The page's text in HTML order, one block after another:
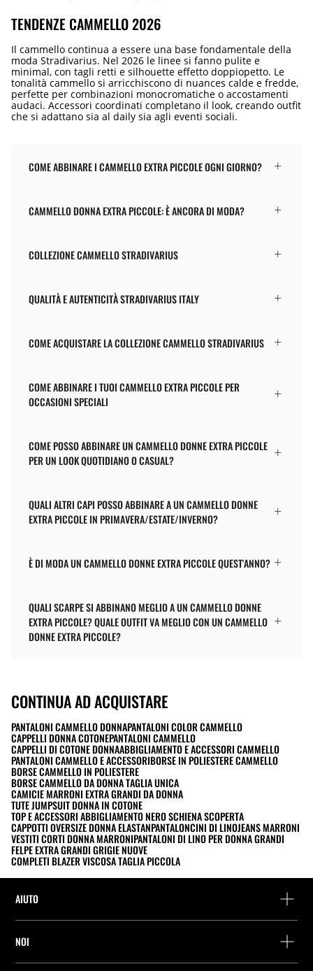
TENDENZE CAMMELLO 2026
Il cammello continua a essere una base fondamentale della
moda Stradivarius. Nel 2026 le linee si fanno pulite e
minimal, con tagli retti e silhouette effetto doppiopetto. Le
tonalità cammello si arricchiscono di nuances calde e fredde,
perfette per combinazioni monocromatiche o accostamenti
audaci. Accessori coordinati completano il look, creando outfit
che si adattano sia al daily sia agli eventi sociali.
COME ABBINARE I CAMMELLO EXTRA PICCOLE OGNI GIORNO?
CAMMELLO DONNA EXTRA PICCOLE: È ANCORA DI MODA?
COLLEZIONE CAMMELLO STRADIVARIUS
QUALITÀ E AUTENTICITÀ STRADIVARIUS ITALY
COME ACQUISTARE LA COLLEZIONE CAMMELLO STRADIVARIUS
COME ABBINARE I TUOI CAMMELLO EXTRA PICCOLE PER
OCCASIONI SPECIALI
COME POSSO ABBINARE UN CAMMELLO DONNE EXTRA PICCOLE
PER UN LOOK QUOTIDIANO O CASUAL?
QUALI ALTRI CAPI POSSO ABBINARE A UN CAMMELLO DONNE
EXTRA PICCOLE IN PRIMAVERA/ESTATE/INVERNO?
È DI MODA UN CAMMELLO DONNE EXTRA PICCOLE QUEST'ANNO?
QUALI SCARPE SI ABBINANO MEGLIO A UN CAMMELLO DONNE
EXTRA PICCOLE? QUALE OUTFIT VA MEGLIO CON UN CAMMELLO
DONNE EXTRA PICCOLE?
CONTINUA AD ACQUISTARE
PANTALONI CAMMELLO DONNAPANTALONI COLOR CAMMELLO
CAPPELLI DONNA COTONEPANTALONI CAMMELLO
CAPPELLI DI COTONE DONNAABBIGLIAMENTO E ACCESSORI CAMMELLO
PANTALONI CAMMELLO E ACCESSORIBORSE IN POLIESTERE CAMMELLO
BORSE CAMMELLO IN POLIESTERE
BORSE CAMMELLO DA DONNA TAGLIA UNICA
CAMICIE MARRONI EXTRA GRANDI DA DONNA
TUTE JUMPSUIT DONNA IN COTONE
TOP E ACCESSORI ABBIGLIAMENTO NERO SCHIENA SCOPERTA
CAPPOTTI OVERSIZE DONNA ELASTANPANTALONCINI DI LINOJEANS MARRONI
VESTITI CORTI DONNA MARRONIPANTALONI DI LINO PER DONNA GRANDI
FELPE EXTRA GRANDI GRIGIE NUOVE
COMPLETI BLAZER VISCOSA TAGLIA PICCOLA
AIUTO
Rintraccia il tuo ordine
NOI